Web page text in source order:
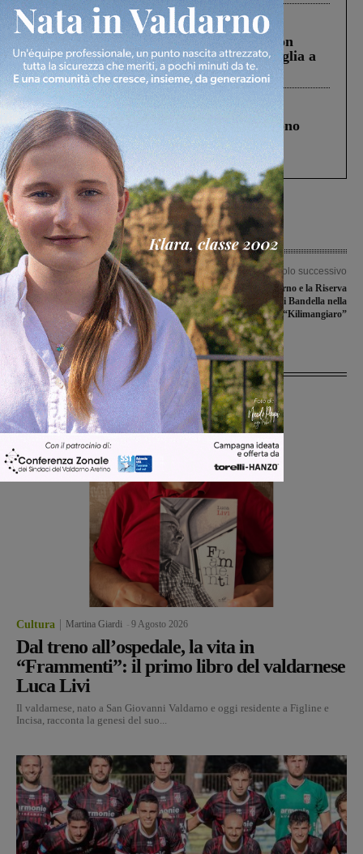
Cronaca 3 Agosto 2026
Scomparso da una struttura di Castiglion
Fiorentino l’uomo che aveva ucciso la figlia a
Levane nel 2020
Cronaca 4 Agosto 2026
Un anno fa la strage in A1 in cui morirono
Gianni, Giulia e Franco. Lo schianto, il
processo, lo stop ai sorpassi fra tir....
Articolo precedente
Scuole medie, un intero paese si
mobilita per evitare che chiudano: a
Faella parte la petizione
Articolo successivo
Le Balze del Valdarno e la Riserva
naturale di Bandella nella
trasmissione Rai “Kilimangiaro”
Ultime Notizie
Cultura Martina Giardi 9 Agosto 2026
Dal treno all’ospedale, la vita in
“Frammenti”: il primo libro del valdarnese
Luca Livi
Il valdarnese, nato a San Giovanni Valdarno e oggi residente a Figline e
Incisa, racconta la genesi del suo...